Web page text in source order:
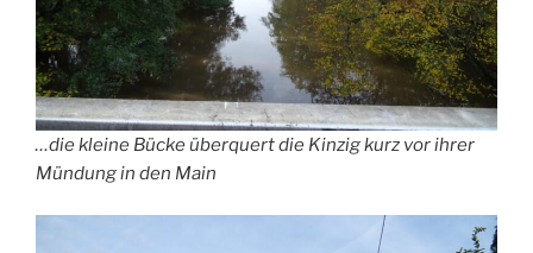
…die kleine Bücke überquert die Kinzig kurz vor ihrer
Mündung in den Main